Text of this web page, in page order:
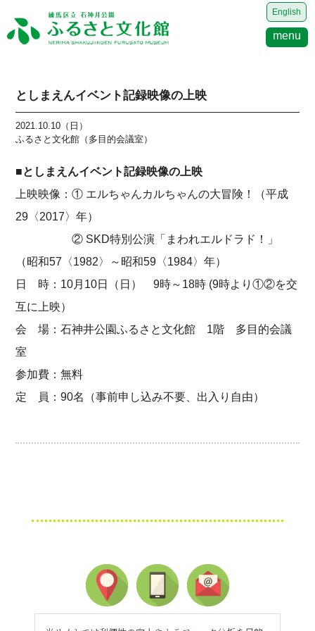
English
menu
としまえんイベント記録映像の上映
2021.10.10（日）
ふるさと文化館（多目的会議室）
■としまえんイベント記録映像の上映
上映映像：① エルちゃんカルちゃんの大冒険！（平成
29〈2017〉年）
② SKD特別公演「まわれエルドラド！」
（昭和57〈1982〉～昭和59〈1984〉年）
日 時：10月10日（日） 9時～18時 (9時より①②を交
互に上映）
会 場：石神井公園ふるさと文化館 1階 多目的会議
室
参加費：無料
定 員：90名（事前申し込み不要、出入り自由）